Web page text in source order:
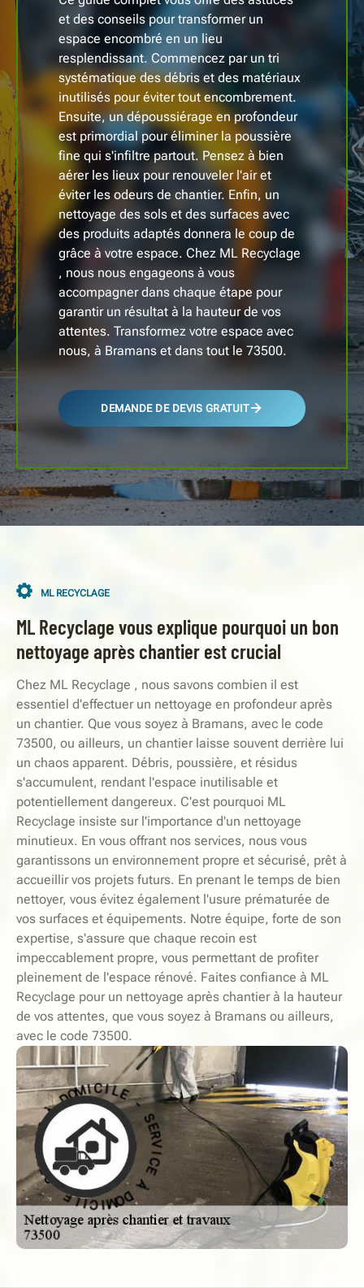
et des conseils pour transformer un
espace encombré en un lieu
resplendissant. Commencez par un tri
systématique des débris et des matériaux
inutilisés pour éviter tout encombrement.
Ensuite, un dépoussiérage en profondeur
est primordial pour éliminer la poussière
fine qui s'infiltre partout. Pensez à bien
aérer les lieux pour renouveler l'air et
éviter les odeurs de chantier. Enfin, un
nettoyage des sols et des surfaces avec
des produits adaptés donnera le coup de
grâce à votre espace. Chez ML Recyclage
, nous nous engageons à vous
accompagner dans chaque étape pour
garantir un résultat à la hauteur de vos
attentes. Transformez votre espace avec
nous, à Bramans et dans tout le 73500.
DEMANDE DE DEVIS GRATUIT
ML RECYCLAGE
ML Recyclage vous explique pourquoi un bon
nettoyage après chantier est crucial
Chez ML Recyclage , nous savons combien il est
essentiel d'effectuer un nettoyage en profondeur après
un chantier. Que vous soyez à Bramans, avec le code
73500, ou ailleurs, un chantier laisse souvent derrière lui
un chaos apparent. Débris, poussière, et résidus
s'accumulent, rendant l'espace inutilisable et
potentiellement dangereux. C'est pourquoi ML
Recyclage insiste sur l'importance d'un nettoyage
minutieux. En vous offrant nos services, nous vous
garantissons un environnement propre et sécurisé, prêt à
accueillir vos projets futurs. En prenant le temps de bien
nettoyer, vous évitez également l'usure prématurée de
vos surfaces et équipements. Notre équipe, forte de son
expertise, s'assure que chaque recoin est
impeccablement propre, vous permettant de profiter
pleinement de l'espace rénové. Faites confiance à ML
Recyclage pour un nettoyage après chantier à la hauteur
de vos attentes, que vous soyez à Bramans ou ailleurs,
avec le code 73500.
S
E
R
V
I
C
E
À
D
O
M
ICILE - SER
V
I
C
E
À
D
O
M
I
C
I
L
E
-